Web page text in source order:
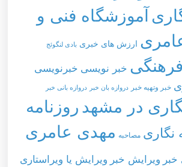
آموزشگاه فنی و
ارزش های خبری بادی لنگوئج
خبر نویسی خبرنویسی
خبر وتهيه خبر دروازه بان خبر دروازه بانی خبر
در مشهد روزنامه
نگاری مصاحبه مهدی عامری
خبر ویرایش خبر ویرایش یا ویراستاری